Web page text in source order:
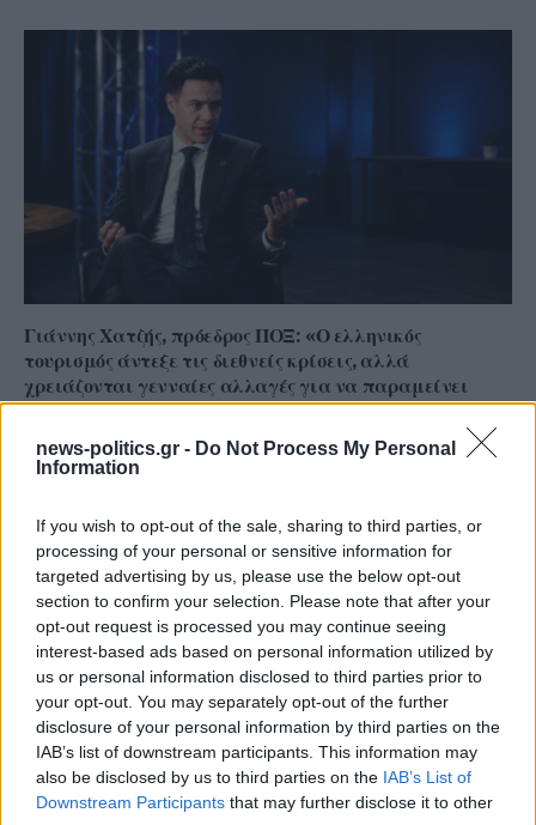
news-politics.gr - Do Not Process My Personal
Information
If you wish to opt-out of the sale, sharing to third parties, or
processing of your personal or sensitive information for
targeted advertising by us, please use the below opt-out
section to confirm your selection. Please note that after your
opt-out request is processed you may continue seeing
interest-based ads based on personal information utilized by
us or personal information disclosed to third parties prior to
your opt-out. You may separately opt-out of the further
disclosure of your personal information by third parties on the
IAB’s list of downstream participants. This information may
also be disclosed by us to third parties on the IAB’s List of
Downstream Participants that may further disclose it to other
Γιάννης Χατζής, πρόεδρος ΠΟΞ: «Ο ελληνικός
τουρισμός άντεξε τις διεθνείς κρίσεις, αλλά
χρειάζονται γενναίες αλλαγές για να παραμείνει
ανταγωνιστικός» (ηχητικό)
Φεύγει ο ένας μετά τον άλλον: Μπαράζ αποχωρήσεων
από το κόμμα Καρυστιανού – Εκτός η Κατερίνα
Μουτσάτσου και δύο μέλη